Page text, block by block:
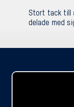
Stort tack till
delade med